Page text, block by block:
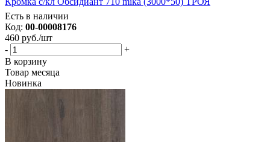
Есть в наличии
Код: 00-00008176
460 руб./шт
-
+
В корзину
Товар месяца
Новинка